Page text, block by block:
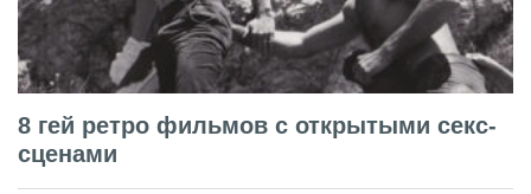
8 гей ретро фильмов с открытыми секс-
сценами